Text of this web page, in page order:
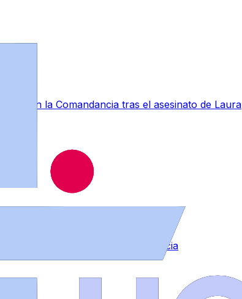
en la Comandancia tras el asesinato de Laura
en distintos puntos de la provincia